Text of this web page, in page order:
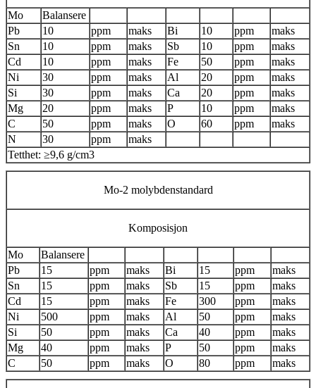
Mo
Balansere
Pb
10 ppm maks Bi 10 ppm
maks
Sn
10 ppm maks Sb 10 ppm
maks
Cd
10 ppm maks Fe 50 ppm
maks
Ni
30 ppm maks Al 20 ppm
maks
Si
30 ppm maks Ca 20 ppm
maks
Mg
20 ppm maks P 10 ppm
maks
C
50 ppm maks O 60 ppm
maks
N
30 ppm
maks
Tetthet: ≥9,6 g/cm3
Mo-2 molybdenstandard
Komposisjon
Mo
Balansere
Pb
15 ppm maks Bi 15 ppm
maks
Sn
15 ppm maks Sb 15 ppm
maks
Cd
15 ppm maks Fe 300 ppm
maks
Ni
500 ppm maks Al 50 ppm
maks
Si
50 ppm maks Ca 40 ppm
maks
Mg
40 ppm maks P 50 ppm
maks
C
50 ppm maks O 80 ppm maks